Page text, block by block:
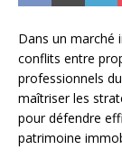
Dans un marché
conflits entre
professionnels
maîtriser les
pour défendre
patrimoine